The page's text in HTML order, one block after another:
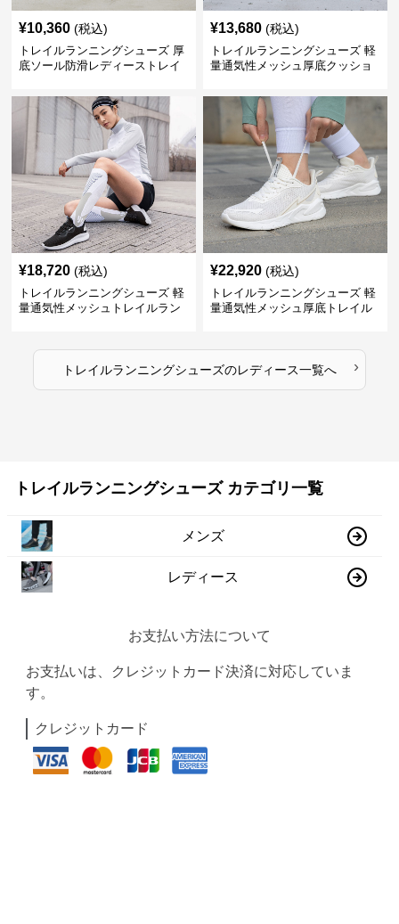
¥10,360 (税込)
トレイルランニングシューズ 厚
底ソール防滑レディーストレイ
¥13,680 (税込)
トレイルランニングシューズ 軽
量通気性メッシュ厚底クッショ
¥18,720 (税込)
トレイルランニングシューズ 軽
量通気性メッシュトレイルラン
¥22,920 (税込)
トレイルランニングシューズ 軽
量通気性メッシュ厚底トレイル
トレイルランニングシューズのレディース一覧へ ›
トレイルランニングシューズ カテゴリ一覧
メンズ
レディース
お支払い方法について
お支払いは、クレジットカード決済に対応していま
す。
クレジットカード